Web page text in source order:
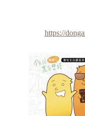
https://